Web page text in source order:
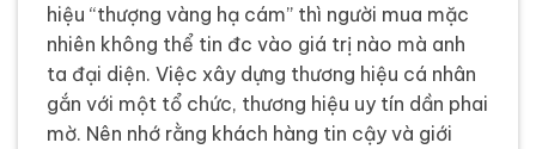
hiệu “thượng vàng hạ cám” thì người mua mặc
nhiên không thể tin đc vào giá trị nào mà anh
ta đại diện. Việc xây dựng thương hiệu cá nhân
gắn với một tổ chức, thương hiệu uy tín dần phai
mờ. Nên nhớ rằng khách hàng tin cậy và giới